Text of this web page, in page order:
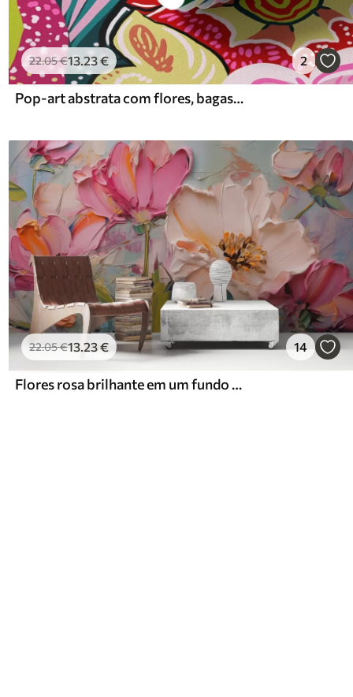
22.05€13.23€ 2
Pop-art abstrata com flores, bagas e padrões
22.05€13.23€ 14
Flores rosa brilhante em um fundo cinza azulado claro